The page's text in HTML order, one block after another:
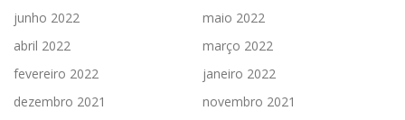
junho 2022
maio 2022
abril 2022
março 2022
fevereiro 2022
janeiro 2022
dezembro 2021
novembro 2021